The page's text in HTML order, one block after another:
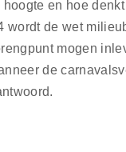
en hoe
wordt de wet
mogen
de